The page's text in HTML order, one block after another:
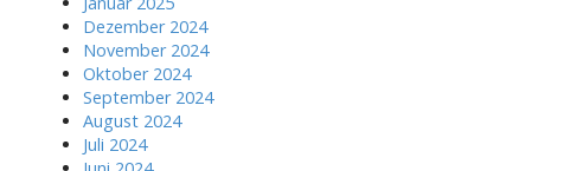
Dezember 2024
November 2024
Oktober 2024
September 2024
August 2024
Juli 2024